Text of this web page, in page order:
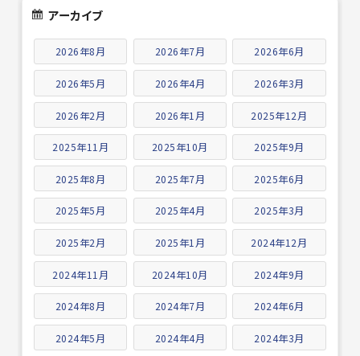
アーカイブ
2026年8月 2026年7月 2026年6月
2026年5月 2026年4月 2026年3月
2026年2月 2026年1月 2025年12月
2025年11月 2025年10月 2025年9月
2025年8月 2025年7月 2025年6月
2025年5月 2025年4月 2025年3月
2025年2月 2025年1月 2024年12月
2024年11月 2024年10月 2024年9月
2024年8月 2024年7月 2024年6月
2024年5月 2024年4月 2024年3月